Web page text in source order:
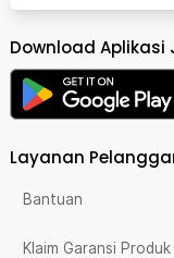
Download
Layanan
Bantuan
Klaim Garansi Produk